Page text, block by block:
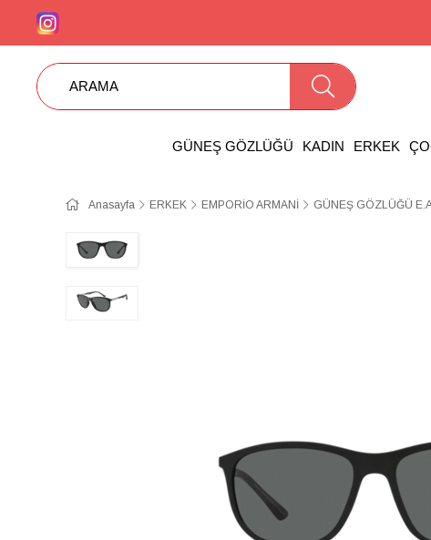
GÜNEŞ GÖZLÜĞÜ KADIN ERKEK
Anasayfa ERKEK EMPORİO ARMANİ GÜNEŞ GÖZLÜĞÜ